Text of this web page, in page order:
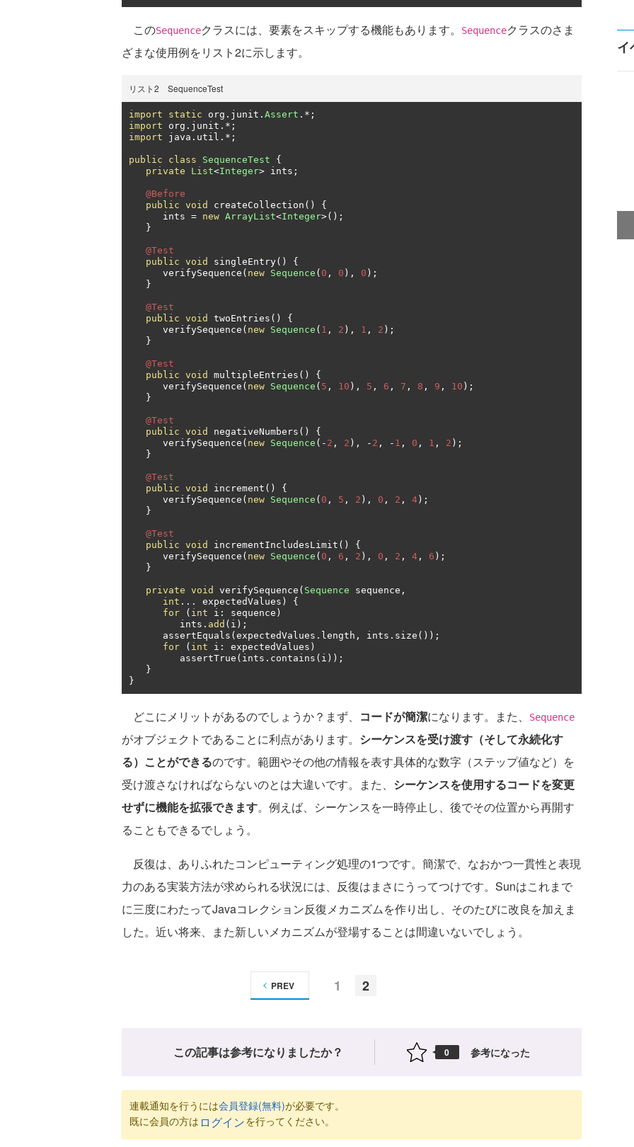
このSequenceクラスには、要素をスキップする機能もあります。 Sequenceクラスのさま
ざまな使用例をリスト2に示します。
リスト2 SequenceTest
import static org . junit . Assert .*;
import org . junit .*;
import java . util .*;
public class SequenceTest
{
private
List<Integer> ints ;
@Before
public void createCollection ()
{
      ints
= new ArrayList<Integer>();
}
@Test
public void singleEntry()
{
      verifySequence
( new Sequence ( 0 , 0 ), 0 );
}
@Test
public void twoEntries ()
{
      verifySequence
( new Sequence ( 1 , 2 ), 1 , 2 );
}
@Test
public void multipleEntries ()
{
      verifySequence
( new Sequence ( 5 , 10 ), 5 , 6 , 7 , 8 , 9 , 10 );
}
@Test
public void negativeNumbers ()
{
      verifySequence
( new Sequence (- 2 , 2 ), - 2 , - 1 , 0 , 1 , 2 );
}
@Test
public void increment ()
{
      verifySequence
( new Sequence ( 0 , 5 , 2 ), 0 , 2 , 4 );
}
@Test
public void incrementIncludesLimit ()
{
      verifySequence
( new Sequence ( 0 , 6 , 2 ), 0 , 2 , 4 , 6 );
}
private void verifySequence ( Sequence sequence ,
int ... expectedValues )
{
for
( int i : sequence )
         ints
. add ( i );
      assertEquals
( expectedValues . length , ints . size ());
for
( int i : expectedValues )
         assertTrue
( ints . contains ( i ));
}
}
どこにメリットがあるのでしょうか？まず、 コードが簡潔になります。また、 Sequence
がオブジェクトであることに利点があります。 シーケンスを受け渡す（そして永続化す
る）ことができるのです。範囲やその他の情報を表す具体的な数字（ステップ値など）を
受け渡さなければならないのとは大違いです。また、 シーケンスを使用するコードを変更
せずに機能を拡張できます。例えば、シーケンスを一時停止し、後でその位置から再開す
ることもできるでしょう。
反復は、ありふれたコンピューティング処理の1つです。簡潔で、なおかつ一貫性と表現
力のある実装方法が求められる状況には、反復はまさにうってつけです。Sunはこれまで
に三度にわたってJavaコレクション反復メカニズムを作り出し、そのたびに改良を加えま
した。近い将来、また新しいメカニズムが登場することは間違いないでしょう。
1 2
PREV
この記事は参考になりましたか？ 0 参考になった
連載通知を行うには会員登録(無料)が必要です。
既に会員の方は ログインを行ってください。
イ